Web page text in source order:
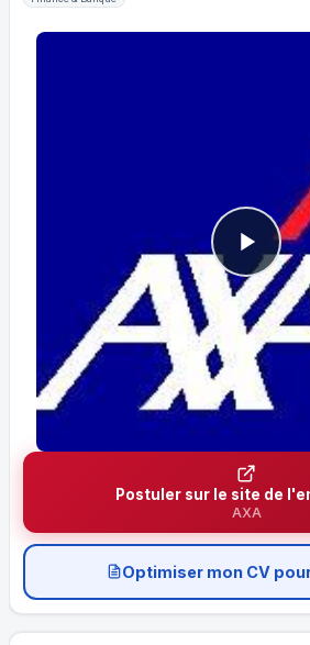
Postuler sur le site de
AXA
Optimiser mon CV